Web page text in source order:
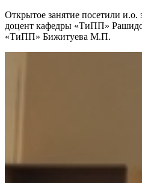
Открытое занятие посетили
доцент кафедры «ТиПП»
«ТиПП» Бижитуева М.П.